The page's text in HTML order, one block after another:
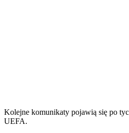
Kolejne komunikaty pojawią się po
UEFA.